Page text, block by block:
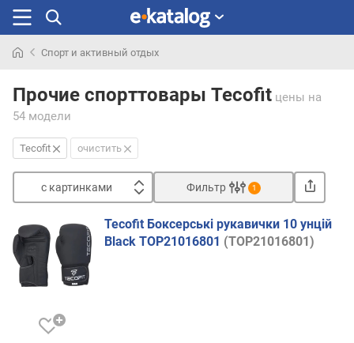
раньше
Спорт и активный отдых
Прочие спорттовары Tecofit цены на
54 модели
Tecofit очистить
с картинками
с
р
и
н
Фильтр 1
Tecofit Боксерські рукавички 10 унцій
Black TOP21016801 (TOP21016801)